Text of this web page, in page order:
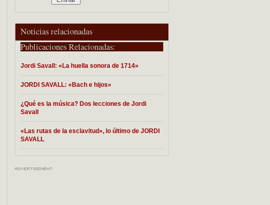
Noticias relacionadas
Publicaciones Relacionadas:
Jordi Savall: «La huella sonora de 1714»
JORDI SAVALL: «Bach e hijos»
¿Qué es la música? Dos lecciones de Jordi
Savall
«Las rutas de la esclavitud», lo último de JORDI
SAVALL